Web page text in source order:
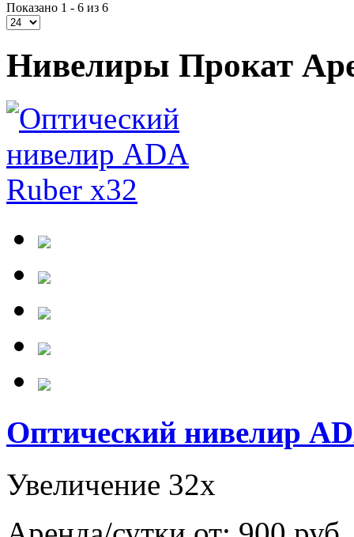
Показано 1 - 6 из 6
Нивелиры Прокат
Оптический нивелир
Увеличение 32х